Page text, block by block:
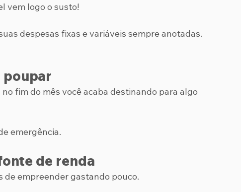
vem logo o susto!
despesas fixas e variáveis sempre anotadas.
poupar
fim do mês você acaba destinando para algo
emergência.
de renda
de empreender gastando pouco.